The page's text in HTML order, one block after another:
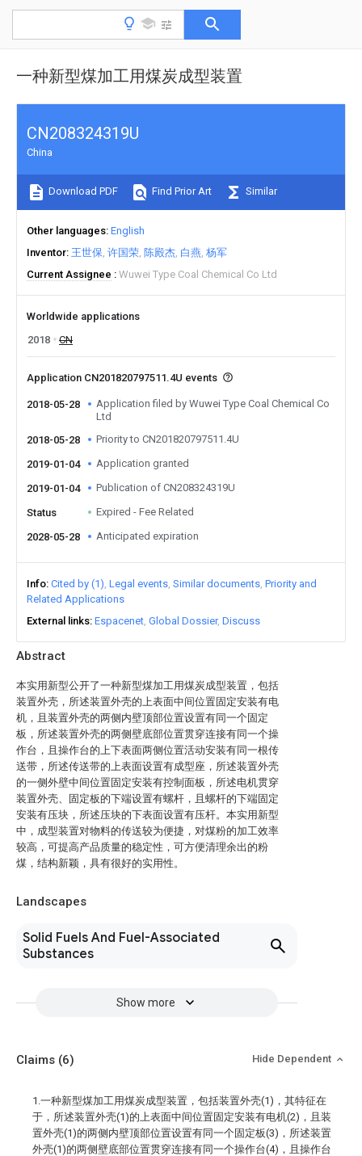
一种新型煤加工用煤炭成型装置
Abstract
本实用新型公开了一种新型煤加工用煤炭成型装置，包括
装置外壳，所述装置外壳的上表面中间位置固定安装有电
机，且装置外壳的两侧内壁顶部位置设置有同一个固定
板，所述装置外壳的两侧壁底部位置贯穿连接有同一个操
作台，且操作台的上下表面两侧位置活动安装有同一根传
送带，所述传送带的上表面设置有成型座，所述装置外壳
的一侧外壁中间位置固定安装有控制面板，所述电机贯穿
装置外壳、固定板的下端设置有螺杆，且螺杆的下端固定
安装有压块，所述压块的下表面设置有压杆。本实用新型
中，成型装置对物料的传送较为便捷，对煤粉的加工效率
较高，可提高产品质量的稳定性，可方便清理余出的粉
煤，结构新颖，具有很好的实用性。
Landscapes
Solid Fuels And Fuel-Associated
Substances
Show more
CN208324319U
China
Download PDF Find Prior Art Similar
Other languages English
Inventor 王世保 许国荣 陈殿杰 白燕 杨军
Current Assignee
Wuwei Type Coal Chemical Co Ltd
Worldwide applications
2018
CN
Application CN201820797511.4U events
2018-05-28
Application filed by Wuwei Type Coal Chemical Co
Ltd
2018-05-28
Priority to CN201820797511.4U
2019-01-04 Application granted
2019-01-04 Publication of CN208324319U
Status Expired - Fee Related
2028-05-28 Anticipated expiration
Info Cited by (1) Legal events Similar documents Priority and
Related Applications
External links Espacenet Global Dossier Discuss
Claims (6) Hide Dependent
1.一种新型煤加工用煤炭成型装置，包括装置外壳(1)，其特征在
于，所述装置外壳(1)的上表面中间位置固定安装有电机(2)，且装
置外壳(1)的两侧内壁顶部位置设置有同一个固定板(3)，所述装置
外壳(1)的两侧壁底部位置贯穿连接有同一个操作台(4)，且操作台